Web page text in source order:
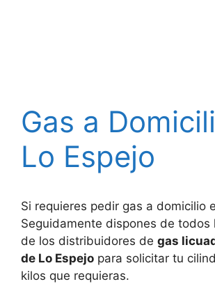
Gas a
Lo Espejo
Si requieres pedir gas a domicilio
Seguidamente dispones de todos
de los distribuidores de gas
de Lo Espejo para solicitar tu
kilos que requieras.